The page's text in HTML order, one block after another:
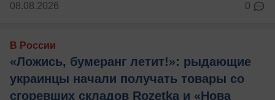
08.08.2026 0
В России
«Ложись, бумеранг летит!»: рыдающие
украинцы начали получать товары со
сгоревших складов Rozetka и «Нова